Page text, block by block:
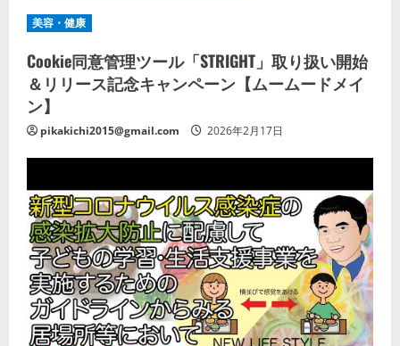
美容・健康
Cookie同意管理ツール「STRIGHT」取り扱い開始
＆リリース記念キャンペーン【ムームードメイ
ン】
pikakichi2015@gmail.com 2026年2月17日